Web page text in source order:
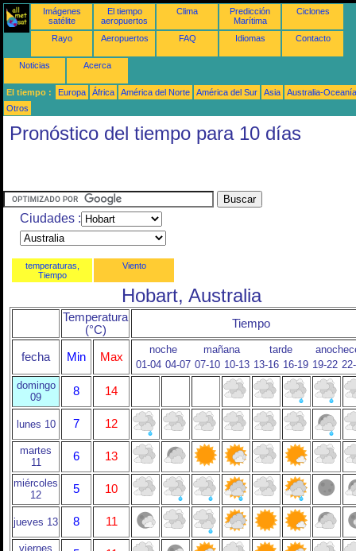
Imágenes
satélite
El tiempo
aeropuertos
Clima
Predicción
Marítima
Ciclones
Rayo Aeropuertos FAQ Idiomas Contacto
Noticias Acerca
El tiempo : Europa África América del Norte América del Sur Asia
Australia-Oceanía
Otros
Pronóstico del tiempo para 10 días
Ciudades :
temperaturas,
Tiempo
Viento
Hobart, Australia
Temperatura
(°C)
Tiempo
fecha Min Max
noche mañana tarde
01-04 04-07 07-10 10-13 13-16 16-19 19-22
domingo
09
8 14
lunes 10 7 12
martes
11
6 13
miércoles
12
5 10
jueves 13 8 11
viernes